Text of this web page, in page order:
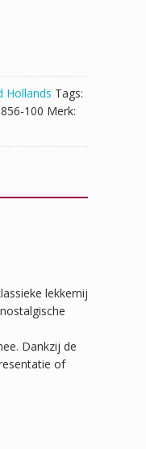
Hollands Tags:
100 Merk:
lekkernij
Dankzij de
of